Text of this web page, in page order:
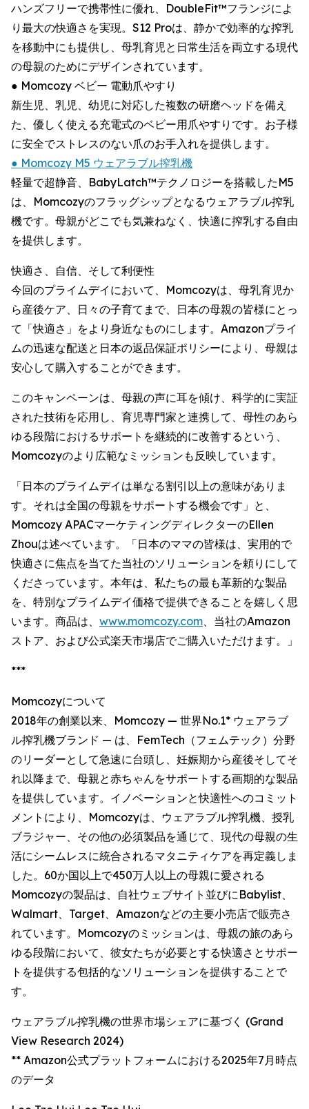
ハンズフリーで携帯性に優れ、DoubleFit™フランジによ
り最大の快適さを実現。S12 Proは、静かで効率的な搾乳
を移動中にも提供し、母乳育児と日常生活を両立する現代
の母親のためにデザインされています。
● Momcozy ベビー 電動爪やすり
新生児、乳児、幼児に対応した複数の研磨ヘッドを備え
た、優しく使える充電式のベビー用爪やすりです。お子様
に安全でストレスのない爪のお手入れを提供します。
● Momcozy M5 ウェアラブル搾乳機
軽量で超静音、BabyLatch™テクノロジーを搭載したM5
は、Momcozyのフラッグシップとなるウェアラブル搾乳
機です。母親がどこでも気兼ねなく、快適に搾乳する自由
を提供します。
快適さ、自信、そして利便性
今回のプライムデイにおいて、Momcozyは、母乳育児か
ら産後ケア、日々の子育てまで、日本の母親の皆様にとっ
て「快適さ」をより身近なものにします。Amazonプライ
ムの迅速な配送と日本の返品保証ポリシーにより、母親は
安心して購入することができます。
このキャンペーンは、母親の声に耳を傾け、科学的に実証
された技術を応用し、育児専門家と連携して、母性のあら
ゆる段階におけるサポートを継続的に改善するという、
Momcozyのより広範なミッションも反映しています。
「日本のプライムデイは単なる割引以上の意味がありま
す。それは全国の母親をサポートする機会です」と、
Momcozy APACマーケティングディレクターのEllen
Zhouは述べています。「日本のママの皆様は、実用的で
快適さに焦点を当てた当社のソリューションを頼りにして
くださっています。本年は、私たちの最も革新的な製品
を、特別なプライムデイ価格で提供できることを嬉しく思
います。商品は、 www.momcozy.com、当社のAmazon
ストア、および公式楽天市場店でご購入いただけます。」
***
Momcozyについて
2018年の創業以来、Momcozy — 世界No.1* ウェアラブ
ル搾乳機ブランド — は、FemTech（フェムテック）分野
のリーダーとして急速に台頭し、妊娠期から産後そしてそ
れ以降まで、母親と赤ちゃんをサポートする画期的な製品
を提供しています。イノベーションと快適性へのコミット
メントにより、Momcozyは、ウェアラブル搾乳機、授乳
ブラジャー、その他の必須製品を通じて、現代の母親の生
活にシームレスに統合されるマタニティケアを再定義しま
した。60か国以上で450万人以上の母親に愛される
Momcozyの製品は、自社ウェブサイト並びにBabylist、
Walmart、Target、Amazonなどの主要小売店で販売さ
れています。Momcozyのミッションは、母親の旅のあら
ゆる段階において、彼女たちが必要とする快適さとサポー
トを提供する包括的なソリューションを提供することで
す。
ウェアラブル搾乳機の世界市場シェアに基づく (Grand
View Research 2024)
** Amazon公式プラットフォームにおける2025年7月時点
のデータ